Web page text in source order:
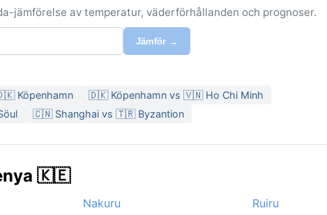
jämförelse av temperatur, väderförhållanden och prognoser.
Jämför →
Köpenhamn
🇩🇰 Köpenhamn vs 🇻🇳 Ho Chi Minh
🇨🇳 Shanghai vs 🇹🇷 Byzantion
🇰🇪
Nakuru
Ruiru